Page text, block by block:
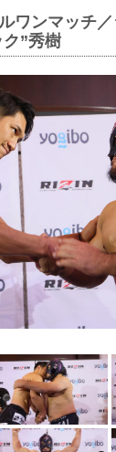
ワンマッチ
”秀樹